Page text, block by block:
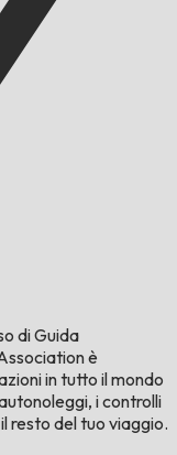
di Guida
è
in tutto il mondo
i controlli
resto del tuo viaggio.